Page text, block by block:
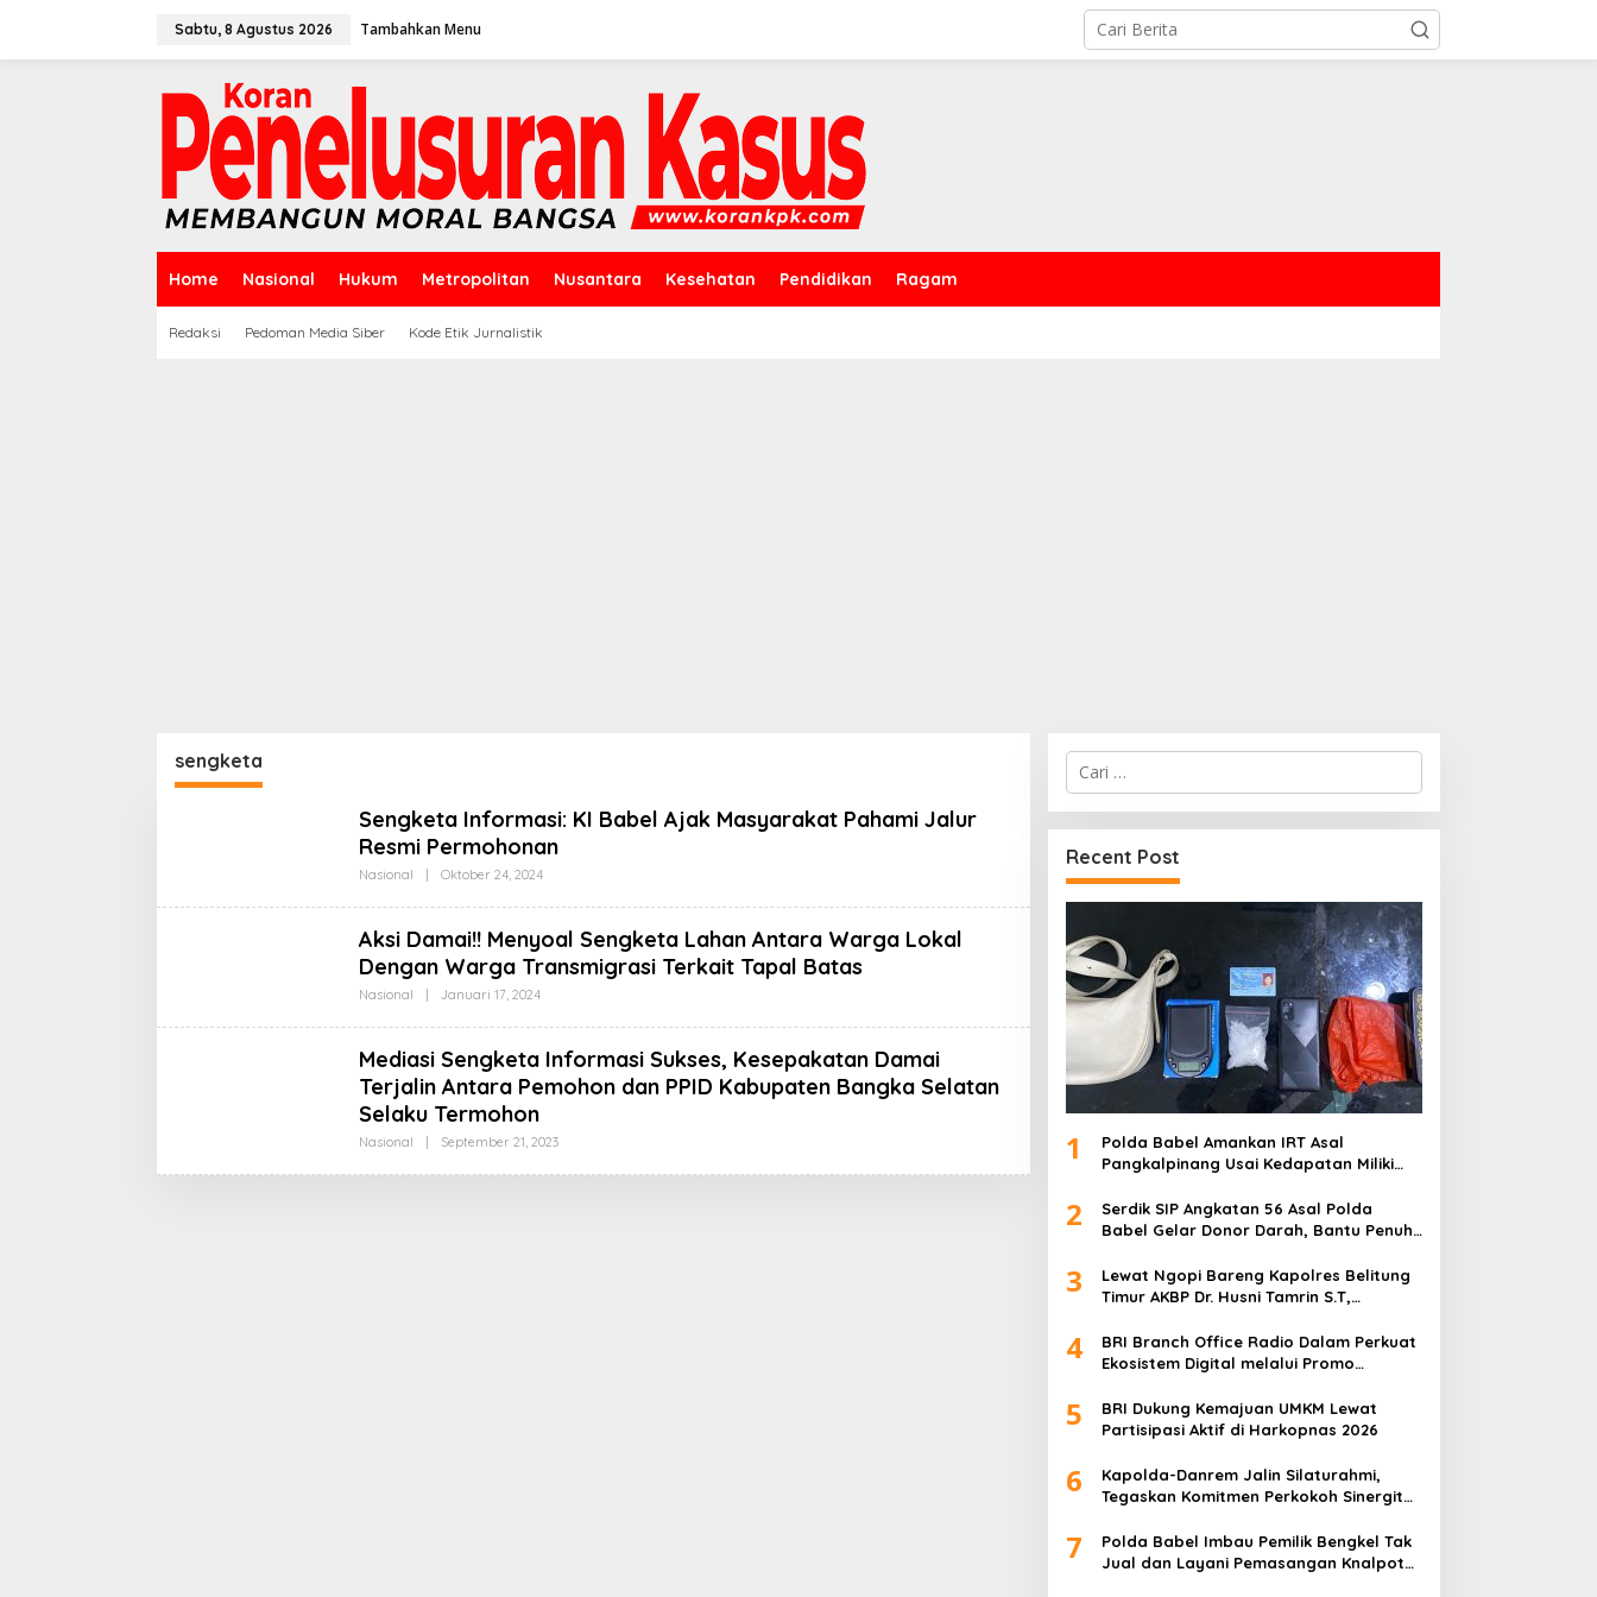
Sabtu, 8 Agustus 2026 Tambahkan Menu
Home Nasional Hukum Metropolitan Nusantara Kesehatan Pendidikan Ragam
Redaksi Pedoman Media Siber Kode Etik Jurnalistik
sengketa
Sengketa Informasi: KI Babel Ajak Masyarakat Pahami Jalur
Resmi Permohonan
Nasional Oktober 24, 2024Oleh
KPK
Aksi Damai!! Menyoal Sengketa Lahan Antara Warga Lokal
Dengan Warga Transmigrasi Terkait Tapal Batas
Nasional Januari 17, 2024Oleh
KPK
Mediasi Sengketa Informasi Sukses, Kesepakatan Damai
Terjalin Antara Pemohon dan PPID Kabupaten Bangka Selatan
Selaku Termohon
Nasional September 21, 2023Oleh
KPK
Cari
untuk:
Recent Post
1
Polda Babel Amankan IRT Asal
Pangkalpinang Usai Kedapatan Miliki
2
Serdik SIP Angkatan 56 Asal Polda
Babel Gelar Donor Darah, Bantu Penuhi
3
Lewat Ngopi Bareng Kapolres Belitung
Timur AKBP Dr. Husni Tamrin S.T,
Awak Media
4
BRI Branch Office Radio Dalam Perkuat
Ekosistem Digital melalui Promo
5
BRI Dukung Kemajuan UMKM Lewat
Partisipasi Aktif di Harkopnas 2026
6
Kapolda-Danrem Jalin Silaturahmi,
Tegaskan Komitmen Perkokoh Sinergitas
7
Polda Babel Imbau Pemilik Bengkel Tak
Jual dan Layani Pemasangan Knalpot